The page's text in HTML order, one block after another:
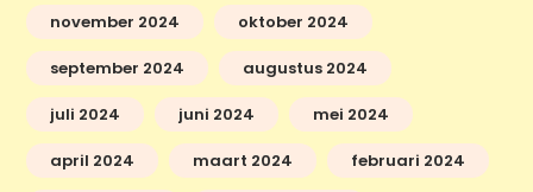
november 2024 oktober 2024
september 2024 augustus 2024
juli 2024 juni 2024 mei 2024
april 2024 maart 2024 februari 2024